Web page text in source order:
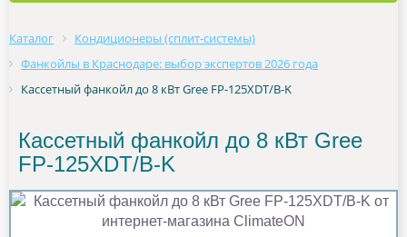
Каталог
Кондиционеры (сплит-системы)
Фанкойлы в Краснодаре: выбор экспертов 2026 года
Кассетный фанкойл до 8 кВт Gree FP-125XDT/B-K
Кассетный фанкойл до 8 кВт Gree
FP-125XDT/B-K